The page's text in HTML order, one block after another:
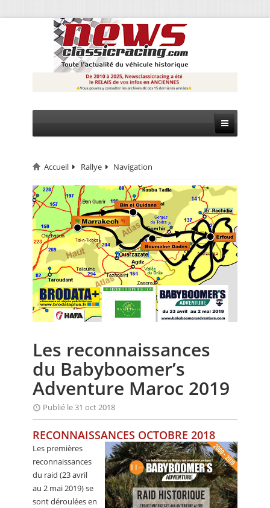
CIRCUIT
RALLYE
MONTAGNE
EVÈNEMENTS
CALENDRIER
FOCUS
ANNUAIRES
PETITES ANNONCES
Accueil Rallye Navigation
Les reconnaissances
du Babyboomer’s
Adventure Maroc 2019
Publié le 31 oct 2018
RECONNAISSANCES OCTOBRE 2018
Les premières
reconnaissances
du raid (23 avril
au 2 mai 2019) se
sont déroulées en